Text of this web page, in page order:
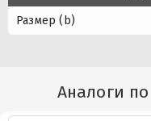
Размер (b)
Аналоги